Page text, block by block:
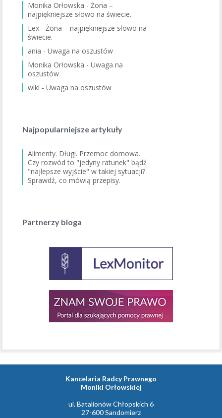
Monika Orłowska - Żona –
najpiękniejsze słowo na świecie.
Lex - Żona – najpiękniejsze słowo na
świecie.
ania - Uwaga na oszustów
Monika Orłowska - Uwaga na
oszustów
wiki - Uwaga na oszustów
Najpopularniejsze artykuły
Alimenty. Długi. Przemoc domowa.
Czy rozwód to "jedyny ratunek" bądź
"najlepsze wyjście" w takiej sytuacji?
Sprawdź, co mówią przepisy.
Partnerzy bloga
Kancelaria Radcy Prawnego
Moniki Orłowskiej
ul. Batalionów Chłopskich 6
27-600 Sandomierz